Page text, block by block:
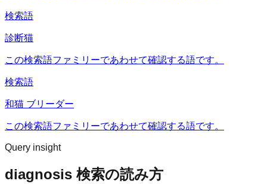
検索語
診断猫
この検索語ファミリーであわせて確認する語です。
検索語
和猫 ブリーダー
この検索語ファミリーであわせて確認する語です。
Query insight
diagnosis 検索の読み方